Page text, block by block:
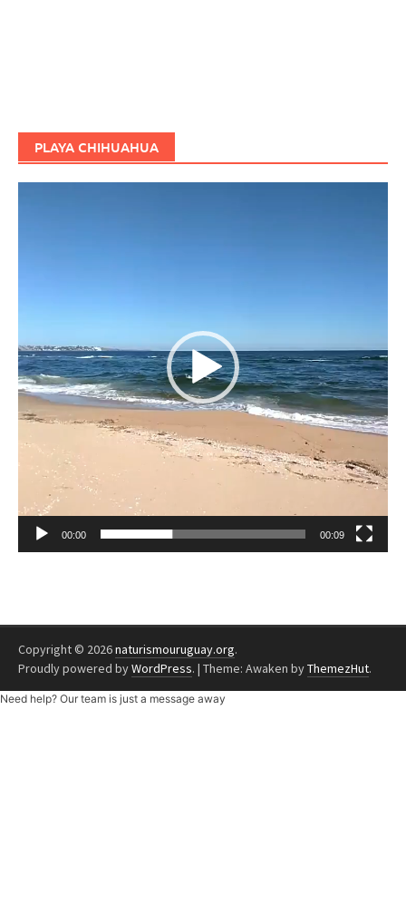
PLAYA CHIHUAHUA
00:00 00:09
Copyright © 2026naturismouruguay.org.
Proudly powered byWordPress. | Theme: Awaken byThemezHut.
Need help? Our team is just a message away